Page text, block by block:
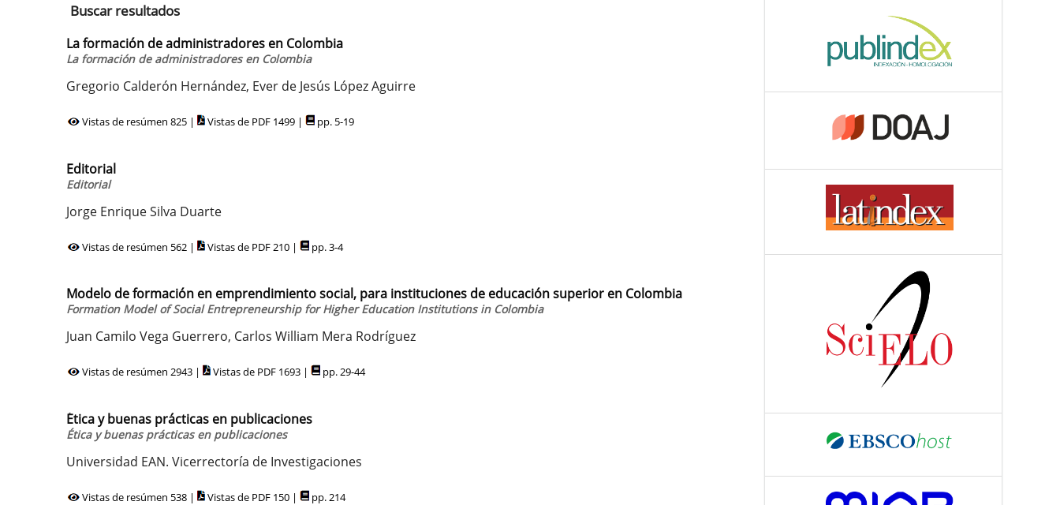
Buscar resultados
La formación de administradores en Colombia
La formación de administradores en Colombia
Gregorio Calderón Hernández, Ever de Jesús López Aguirre
Vistas de resúmen 825 | Vistas de PDF 1499 | pp. 5-19
Editorial
Editorial
Jorge Enrique Silva Duarte
Vistas de resúmen 562 | Vistas de PDF 210 | pp. 3-4
Modelo de formación en emprendimiento social, para instituciones de educación superior en Colombia
Formation Model of Social Entrepreneurship for Higher Education Institutions in Colombia
Juan Camilo Vega Guerrero, Carlos William Mera Rodríguez
Vistas de resúmen 2943 | Vistas de PDF 1693 | pp. 29-44
Ética y buenas prácticas en publicaciones
Ética y buenas prácticas en publicaciones
Universidad EAN. Vicerrectoría de Investigaciones
Vistas de resúmen 538 | Vistas de PDF 150 | pp. 214